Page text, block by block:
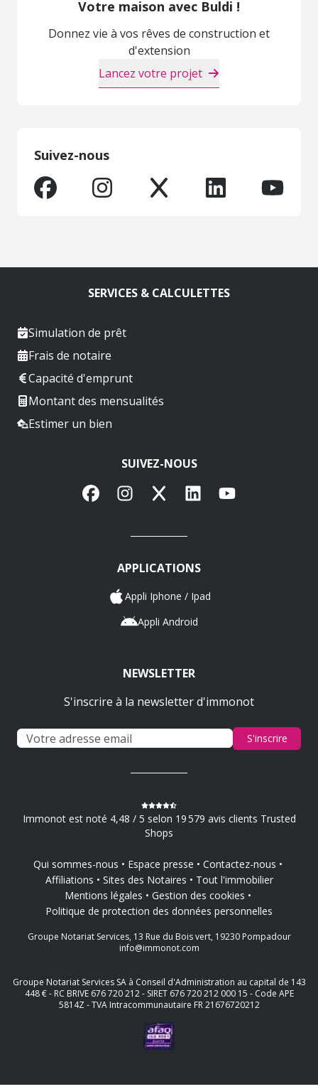
Votre maison avec Buldi !
Donnez vie à vos rêves de construction et
d'extension
Lancez votre projet
Suivez-nous
SERVICES & CALCULETTES
Simulation de prêt
Frais de notaire
Capacité d'emprunt
Montant des mensualités
Estimer un bien
SUIVEZ-NOUS
FacebookInstagram
X LinkedInYouTube
APPLICATIONS
Appli Iphone / Ipad
Appli Android
NEWSLETTER
S'inscrire à la newsletter d'immonot
S'inscrire
Immonot est noté 4,48 / 5 selon 19 579 avis clients Trusted
Shops
Qui sommes-nous Espace presse
Contactez-nous
Affiliations
Sites des Notaires
Tout l'immobilier
Mentions légales
Gestion des cookies
Politique de protection des données personnelles
Groupe Notariat Services, 13 Rue du Bois vert, 19230 Pompadour
info@immonot.com
Groupe Notariat Services SA à Conseil d'Administration au capital de 143
448 € - RC BRIVE 676 720 212 - SIRET 676 720 212 000 15 - Code APE
5814Z - TVA Intracommunautaire FR 21676720212